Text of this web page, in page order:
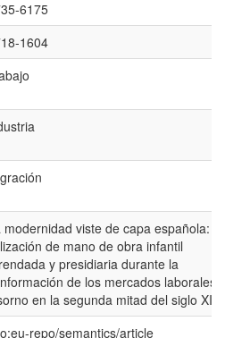
6175
1604
modernidad viste de capa española: la
de mano de obra infantil
y presidiaria durante la
de los mercados laborales
en la segunda mitad del siglo XIX
repo/semantics/article